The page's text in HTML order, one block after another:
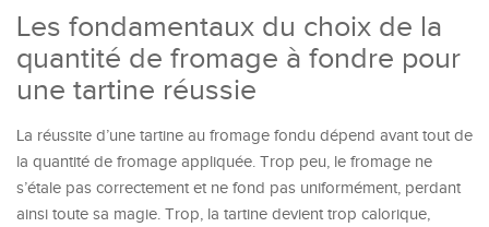
Les fondamentaux du choix de la
quantité de fromage à fondre pour
une tartine réussie
La réussite d’une tartine au fromage fondu dépend avant tout de
la quantité de fromage appliquée. Trop peu, le fromage ne
s’étale pas correctement et ne fond pas uniformément, perdant
ainsi toute sa magie. Trop, la tartine devient trop calorique,